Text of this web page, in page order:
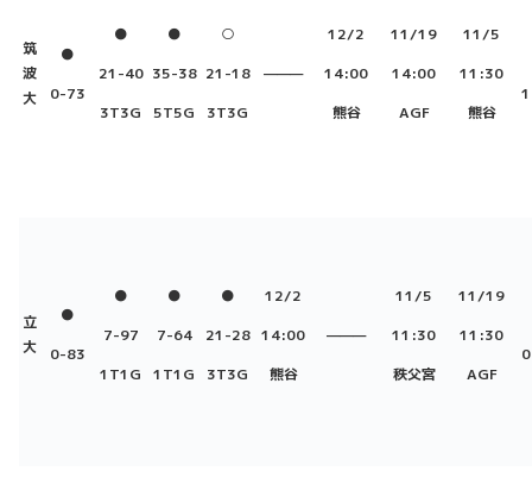
筑
波
大
●
0-73
●
21-40
3T3G
●
35-38
5T5G
○
21-18
3T3G
———
12/2
14:00
熊谷
11/19
14:00
AGF
11/5
11:30
熊谷
1
立
大
●
0-83
●
7-97
1T1G
●
7-64
1T1G
●
21-28
3T3G
12/2
14:00
熊谷
———
11/5
11:30
秩父宮
11/19
11:30
AGF
0